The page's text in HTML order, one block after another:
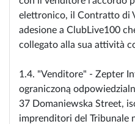
elettronico, il Contratto di
adesione a ClubLive100
collegato alla sua attività
1.4. "Venditore" - Zepter
ograniczoną
37 Domaniewska Street,
imprenditori del Tribunale